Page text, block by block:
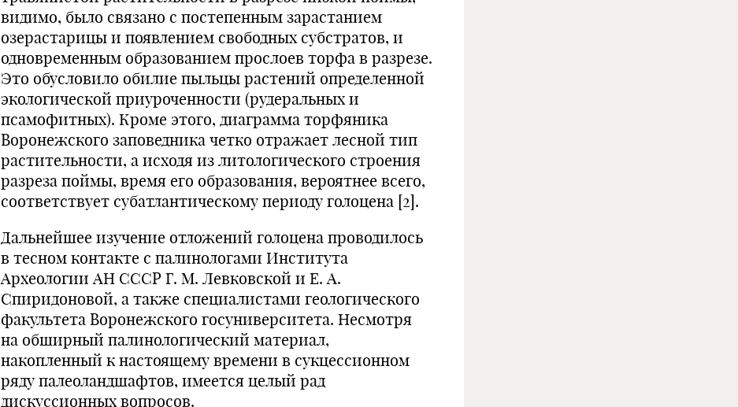
видимо, было связано с постепенным зарастанием
озерастарицы и появлением свободных субстратов, и
одновременным образованием прослоев торфа в разрезе.
Это обусловило обилие пыльцы растений определенной
экологической приуроченности (рудеральных и
псамофитных). Кроме этого, диаграмма торфяника
Воронежского заповедника четко отражает лесной тип
растительности, а исходя из литологического строения
разреза поймы, время его образования, вероятнее всего,
соответствует субатлантическому периоду голоцена [2].
Дальнейшее изучение отложений голоцена проводилось
в тесном контакте с палинологами Института
Археологии АН СССР Г. М. Левковской и Е. А.
Спиридоновой, а также специалистами геологического
факультета Воронежского госуниверситета. Несмотря
на обширный палинологический материал,
накопленный к настоящему времени в сукцессионном
ряду палеоландшафтов, имеется целый рад
дискуссионных вопросов.